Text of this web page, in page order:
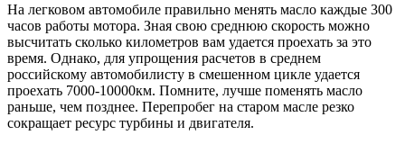
На легковом автомобиле правильно менять масло каждые 300
часов работы мотора. Зная свою среднюю скорость можно
высчитать сколько километров вам удается проехать за это
время. Однако, для упрощения расчетов в среднем
российскому автомобилисту в смешенном цикле удается
проехать 7000-10000км. Помните, лучше поменять масло
раньше, чем позднее. Перепробег на старом масле резко
сокращает ресурс турбины и двигателя.